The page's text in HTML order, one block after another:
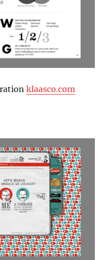
klaasco.com